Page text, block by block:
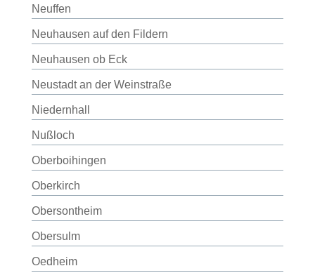
Neuffen
Neuhausen auf den Fildern
Neuhausen ob Eck
Neustadt an der Weinstraße
Niedernhall
Nußloch
Oberboihingen
Oberkirch
Obersontheim
Obersulm
Oedheim